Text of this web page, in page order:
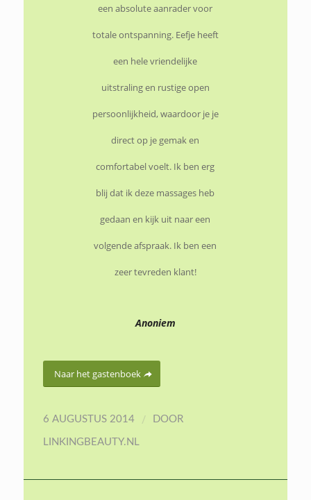
een absolute aanrader voor
totale ontspanning. Eefje heeft
een hele vriendelijke
uitstraling en rustige open
persoonlijkheid, waardoor je je
direct op je gemak en
comfortabel voelt. Ik ben erg
blij dat ik deze massages heb
gedaan en kijk uit naar een
volgende afspraak. Ik ben een
zeer tevreden klant!
Anoniem
Naar het gastenboek
6 AUGUSTUS 2014 / DOOR
LINKINGBEAUTY.NL